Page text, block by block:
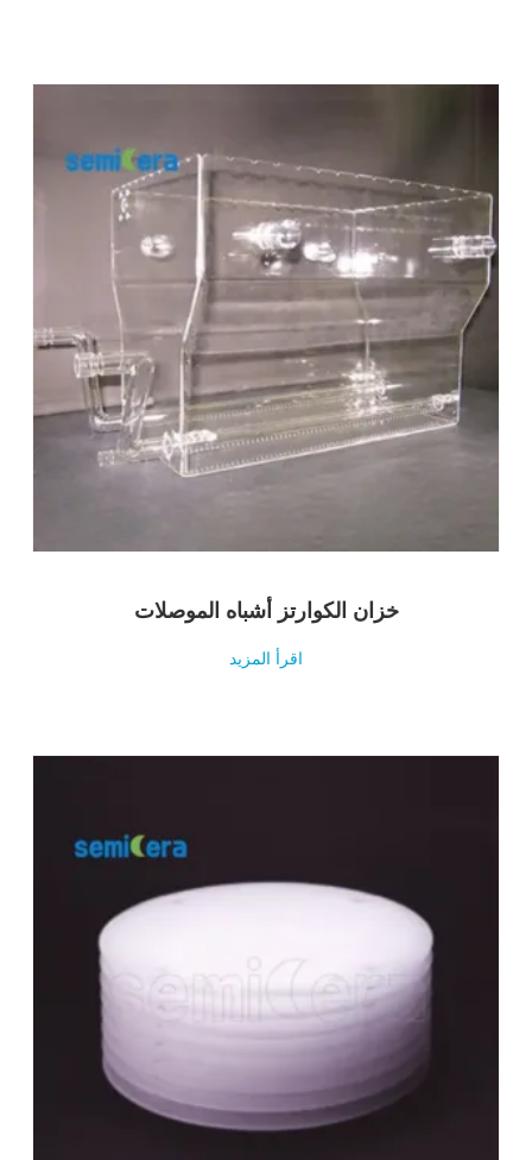
خزان الكوارتز أشباه الموصلات
اقرأ المزيد